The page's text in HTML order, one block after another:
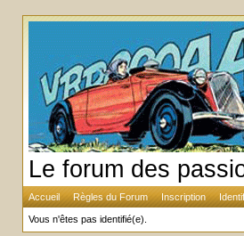
Le forum des
Accueil Règles du Forum Inscription
Vous n'êtes pas identifié(e).